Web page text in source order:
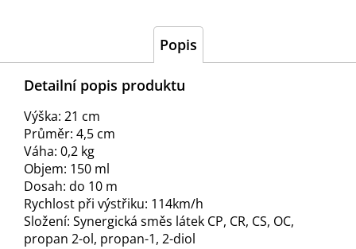
Popis
Detailní popis produktu
Výška: 21 cm
Průměr: 4,5 cm
Váha: 0,2 kg
Objem: 150 ml
Dosah: do 10 m
Rychlost při výstřiku: 114km/h
Složení: Synergická směs látek CP, CR, CS, OC,
propan 2-ol, propan-1, 2-diol